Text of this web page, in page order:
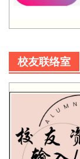
校友联络室